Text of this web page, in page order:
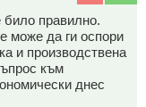
било правилно.
може да ги оспори
и производствена
към
днес